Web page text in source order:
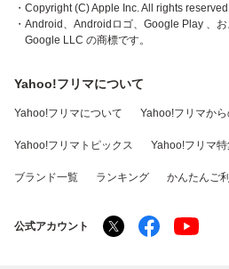
・Copyright (C) Apple Inc. All rights
・Android、Androidロゴ、Google Play 、お
Google LLC の商標です。
Yahoo!フリマについて
Yahoo!フリマについて Yahoo!フリマか
Yahoo!フリマトピックス Yahoo!フリマ
ブランド一覧 ランキング かんたんご
公式アカウント